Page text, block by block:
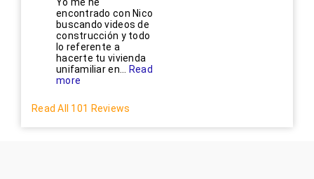
Yo me he
encontrado con Nico
buscando videos de
construcción y todo
lo referente a
hacerte tu vivienda
unifamiliar en... Read
more
Read All 101 Reviews